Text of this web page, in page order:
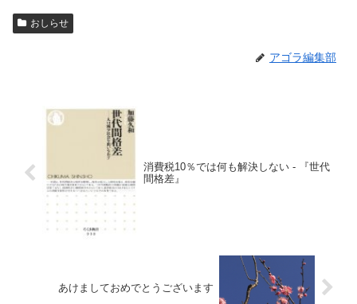
おしらせ
アゴラ編集部
消費税10％では何も解決しない - 『世代
間格差』
あけましておめでとうございます